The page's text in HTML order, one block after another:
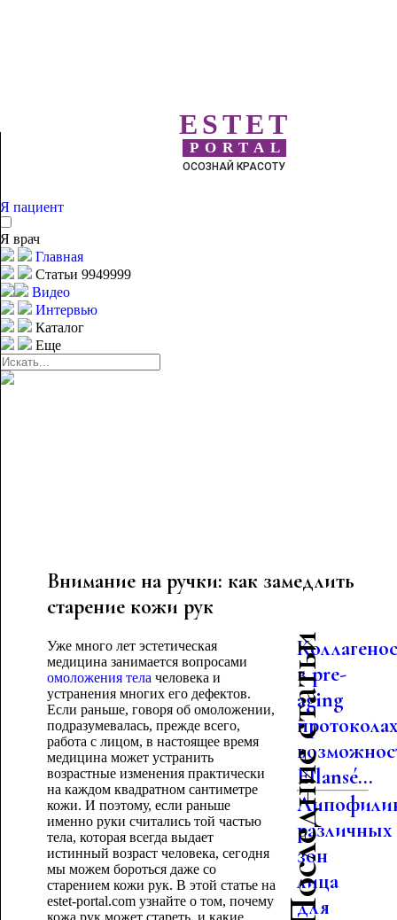
ESTET
PORTAL
ОСОЗНАЙ КРАСОТУ
Я пациент
Я врач
Главная
Статьи 9949999
Видео
Интервью
Каталог
Еще
Внимание на ручки: как замедлить
старение кожи рук
Уже много лет эстетическая
медицина занимается вопросами
омоложения тела человека и
устранения многих его дефектов.
Если раньше, говоря об омоложении,
подразумевалась, прежде всего,
работа с лицом, в настоящее время
медицина может устранить
возрастные изменения практически
на каждом квадратном сантиметре
кожи. И поэтому, если раньше
именно руки считались той частью
тела, которая всегда выдает
истинный возраст человека, сегодня
мы можем бороться даже со
старением кожи рук. В этой статье на
estet-portal.com узнайте о том, почему
кожа рук может стареть, и какие
Последние статьи
в pre-
aging
Ellansé...
различных
зон
лица
для